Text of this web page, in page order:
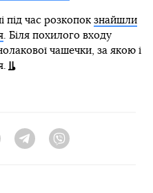
під час розкопок знайшли
. Біля похилого входу
чашечки, за якою і
Twitter TelegramViber